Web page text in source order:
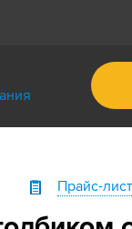
Прайс-лист